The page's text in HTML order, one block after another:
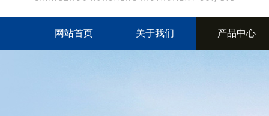
网站首页 关于我们 产品中心